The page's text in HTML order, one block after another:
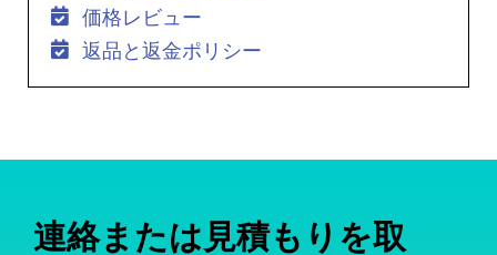
価格レビュー
返品と返金ポリシー
連絡または見積もりを取